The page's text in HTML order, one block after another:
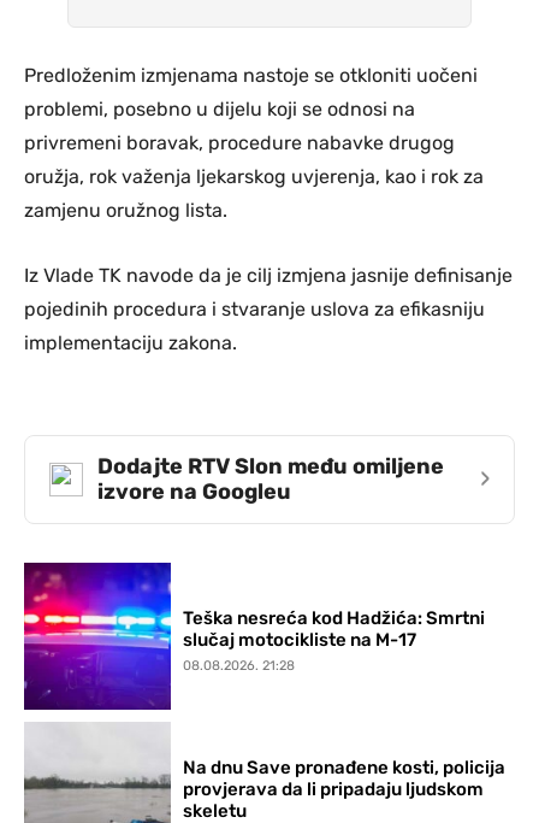
Predloženim izmjenama nastoje se otkloniti uočeni
problemi, posebno u dijelu koji se odnosi na
privremeni boravak, procedure nabavke drugog
oružja, rok važenja ljekarskog uvjerenja, kao i rok za
zamjenu oružnog lista.
Iz Vlade TK navode da je cilj izmjena jasnije definisanje
pojedinih procedura i stvaranje uslova za efikasniju
implementaciju zakona.
Dodajte RTV Slon među omiljene
izvore na Googleu
›
Teška nesreća kod Hadžića: Smrtni
slučaj motocikliste na M-17
08.08.2026. 21:28
Na dnu Save pronađene kosti, policija
provjerava da li pripadaju ljudskom
skeletu